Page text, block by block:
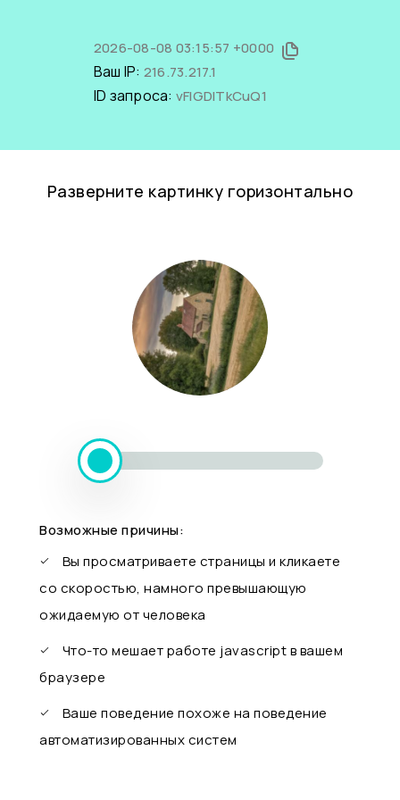
2026-08-08 03:15:57 +0000
Ваш IP: 216.73.217.1
ID запроса: vFIGDlTkCuQ1
Разверните картинку горизонтально
Возможные причины:
Вы просматриваете страницы и кликаете
со скоростью, намного превышающую
ожидаемую от человека
Что-то мешает работе javascript в вашем
браузере
Ваше поведение похоже на поведение
автоматизированных систем